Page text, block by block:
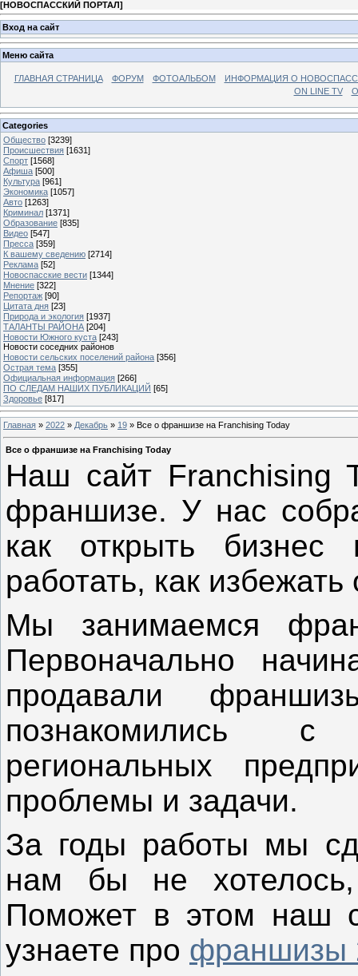
[НОВОСПАССКИЙ ПОРТАЛ]
Вход на сайт
Меню сайта
ГЛАВНАЯ СТРАНИЦА ФОРУМ ФОТОАЛЬБОМ
ИНФОРМАЦИЯ О
ON LINE TV
Categories
Общество [3239]
Происшествия [1631]
Спорт [1568]
Афиша [500]
Культура [961]
Экономика [1057]
Авто [1263]
Криминал [1371]
Образование [835]
Видео [547]
Пресса [359]
К вашему сведению [2714]
Реклама [52]
Новоспасские вести [1344]
Мнение [322]
Репортаж [90]
Цитата дня [23]
Природа и экология [1937]
ТАЛАНТЫ РАЙОНА [204]
Новости Южного куста [243]
Новости соседних районов
Новости сельских поселений района [356]
Острая тема [355]
Официальная информация [266]
ПО СЛЕДАМ НАШИХ ПУБЛИКАЦИЙ [65]
Здоровье [817]
Главная » 2022 » Декабрь » 19 » Все о франшизе на Franchising Today
Все о франшизе на Franchising Today
Наш сайт Franchising
франшизе. У нас
как открыть
работать, как
Мы занимаемся
Первоначально
продавали
познакомились с
региональных
проблемы и задачи.
За годы работы мы
нам бы не
Поможет в этом наш
узнаете про франшизы